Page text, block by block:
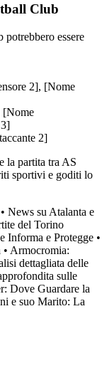
Club
essere
2], [Nome
[Nome
2]
la partita tra AS
sportivi e goditi lo
• News su Atalanta e
del Torino
Informa e Protegge •
• Armocromia:
dettagliata delle
sulle
Dove Guardare la
e suo Marito: La